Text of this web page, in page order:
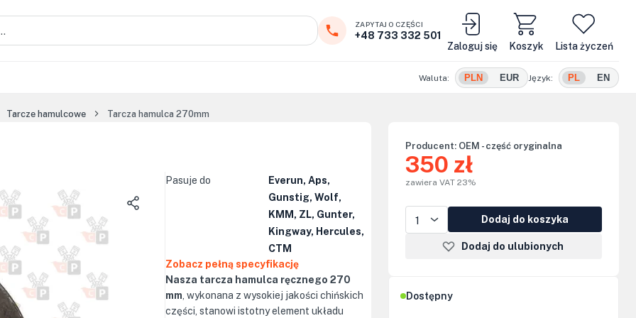
Koszyk
ZAPYTAJ O CZĘŚCI
+48 733 332 501
Zaloguj się
Lista życzeń
Waluta: PLN EUR Język: PL EN
Tarcze hamulcowe Tarcza hamulca 270mm
Pasuje do
Everun, Aps,
Gunstig, Wolf,
KMM, ZL, Gunter,
Kingway, Hercules,
CTM
Zobacz pełną specyfikację
Nasza tarcza hamulca ręcznego 270
mm , wykonana z wysokiej jakości chińskich
części, stanowi istotny element układu
Producent: OEM - część oryginalna
350 zł
zawiera VAT 23%
Dodaj do koszyka
Dodaj do ulubionych
Dostępny